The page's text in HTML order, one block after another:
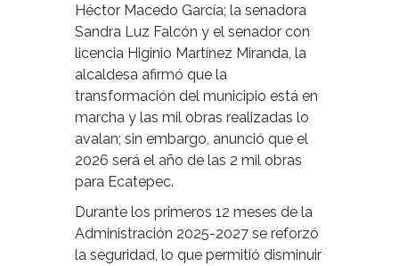
Héctor Macedo García; la senadora
Sandra Luz Falcón y el senador con
licencia Higinio Martínez Miranda, la
alcaldesa afirmó que la
transformación del municipio está en
marcha y las mil obras realizadas lo
avalan; sin embargo, anunció que el
2026 será el año de las 2 mil obras
para Ecatepec.
Durante los primeros 12 meses de la
Administración 2025-2027 se reforzó
la seguridad, lo que permitió disminuir